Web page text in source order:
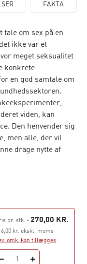
FAKTA
tale om sex på en
ikke var et
meget seksualitet
konkrete
en god samtale om
viden, kan
Den henvender sig
men alle, der vil
drage nytte af
emne. Det er i
afslappet tone at
former for
pr. stk.- 270,00 KR.
kr. ekskl. moms
omk. kan tillægges
1